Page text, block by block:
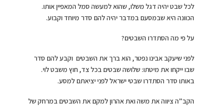
לכל שבט יהיה דגל משלו, שהוא למעשה סמל המאפיין אותו.
הכוונה היא שבמסעם במדבר יהיה להם סדר מיוחד וקבוע.
על פי מה הסתדרו השבטים?
לפני שיעקב אבינו נפטר, הוא ברך את השבטים וקבע להם סדר
שבו ייקחו את מיטתו: שלושה שבטים בכל צד, חוץ משבט לוי.
באותו סדר הסתדרו שבטי ישראל לפני יציאתם למסע.
הקב”ה ציווה את משה ואת אהרון למקם את השבטים במרחק של